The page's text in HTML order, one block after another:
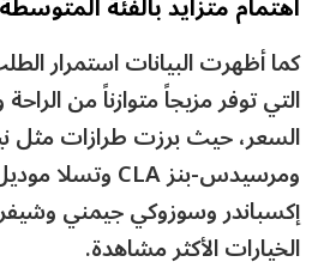
كما أظهرت البيانات استمرار
التي توفر مزيجاً متوازناً من
السعر، حيث برزت طرازات مثل
إكسباندر وسوزوكي جيمني
الخيارات الأكثر مشاهدة.